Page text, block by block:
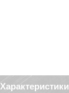
Характеристики